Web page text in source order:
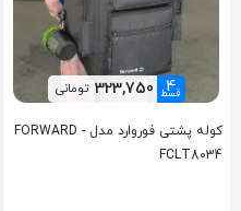
4
قسط 323,750 تومانی
کوله پشتی فوروارد مدل FORWARD -
FCLT8034